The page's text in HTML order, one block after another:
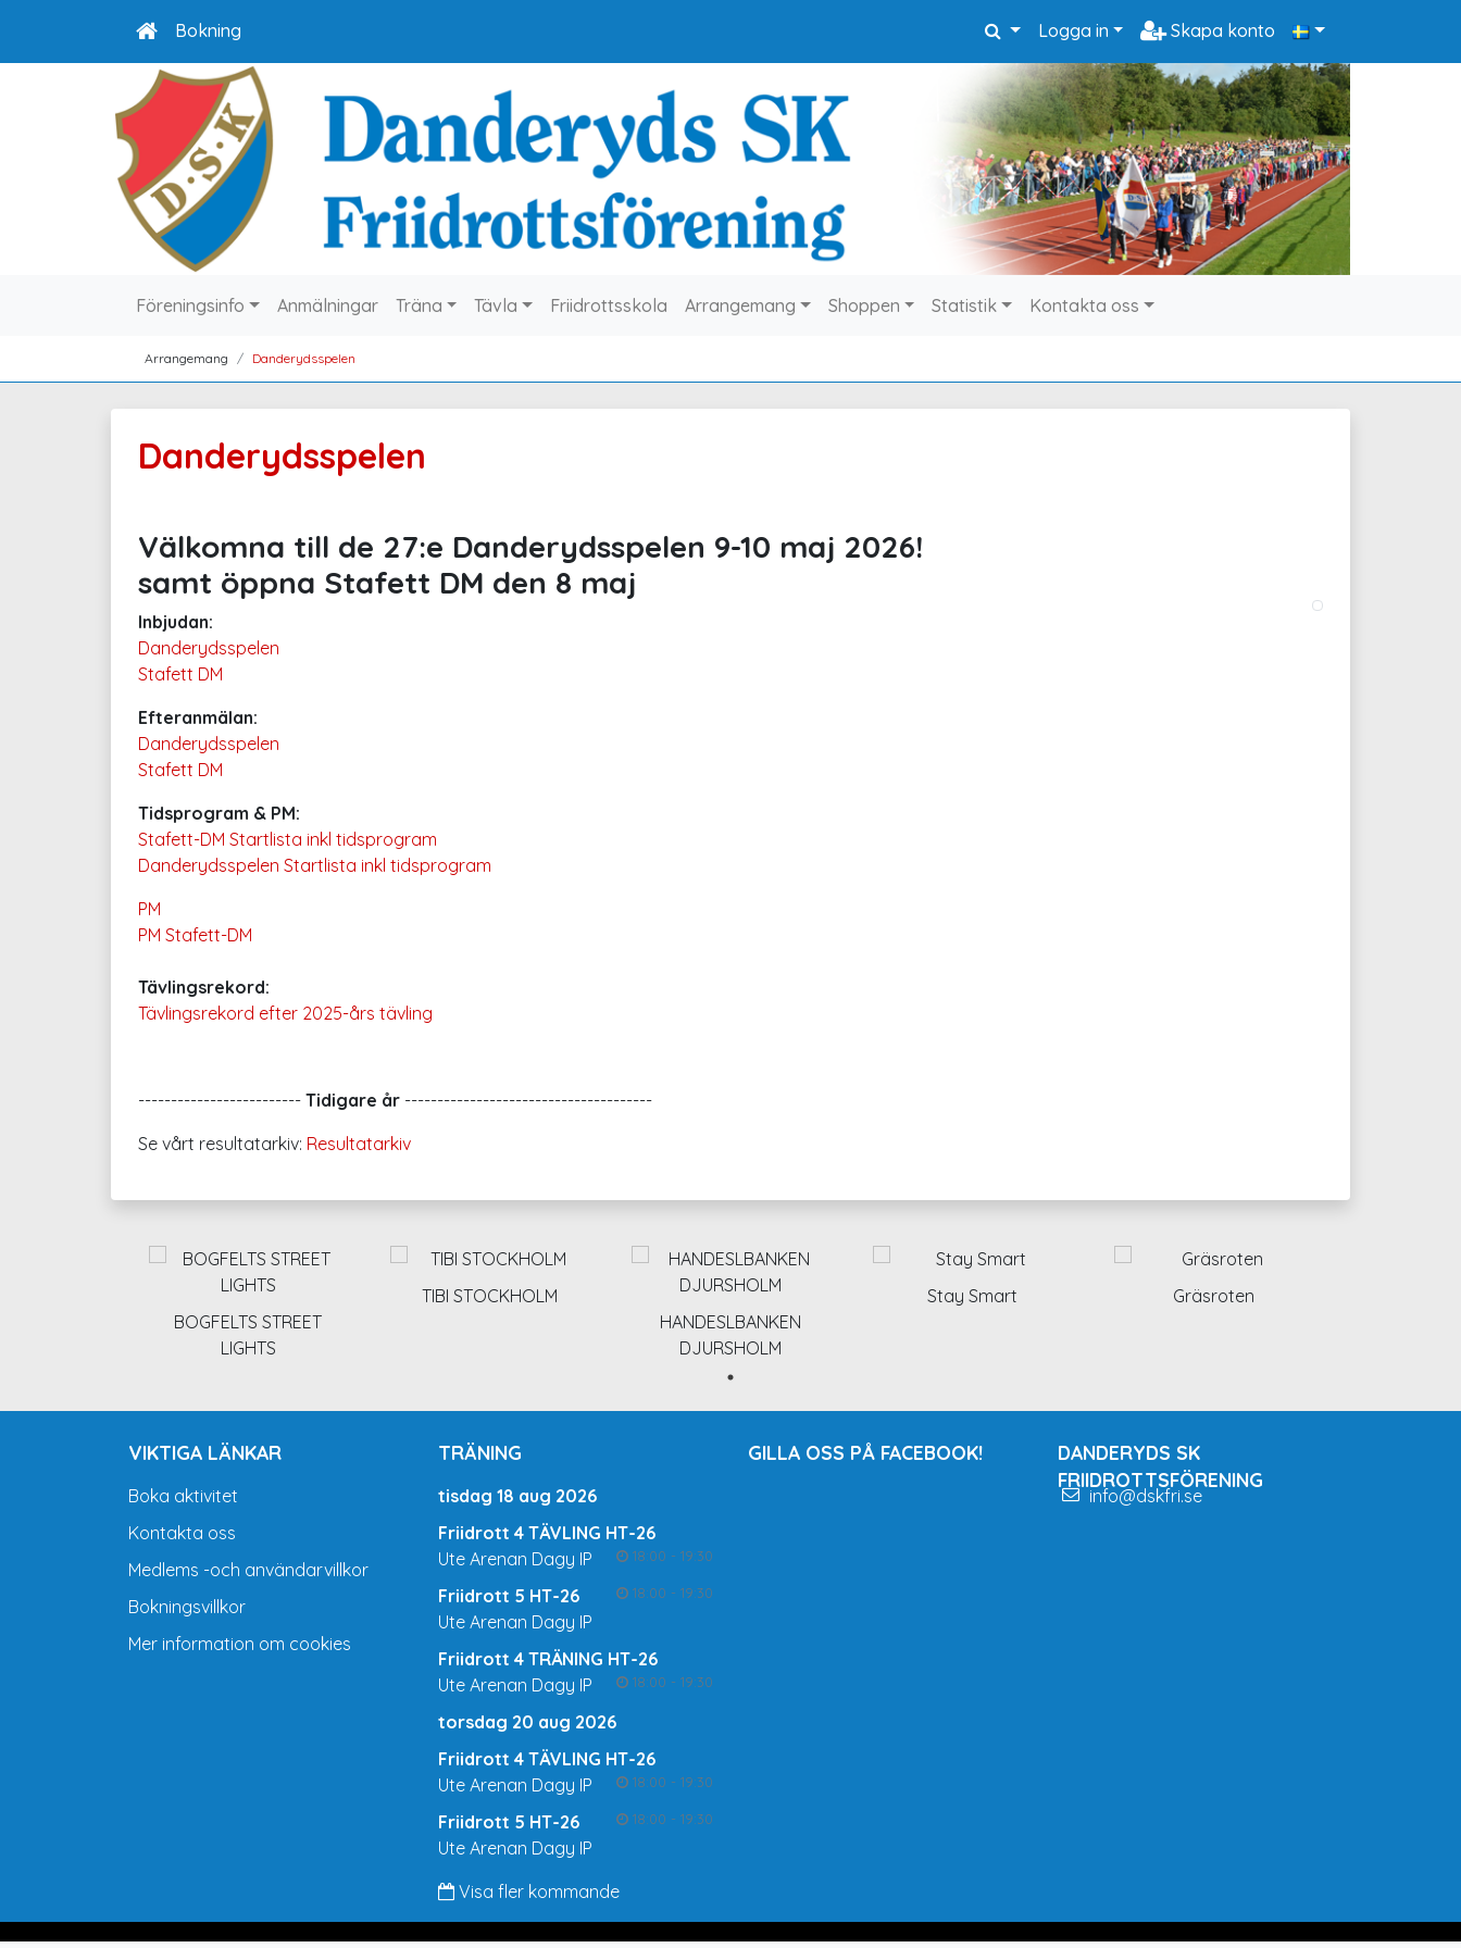
Bokning Logga in Skapa konto
Föreningsinfo Anmälningar Träna Tävla Friidrottsskola Arrangemang Shoppen Statistik Kontakta oss
Arrangemang Danderydsspelen
Danderydsspelen
Välkomna till de 27:e Danderydsspelen 9-10 maj 2026!
samt öppna Stafett DM den 8 maj
Inbjudan:
Danderydsspelen
Stafett DM
Efteranmälan:
Danderydsspelen
Stafett DM
Tidsprogram & PM:
Stafett-DM Startlista inkl tidsprogram
Danderydsspelen Startlista inkl tidsprogram
PM
PM Stafett-DM
Tävlingsrekord:
Tävlingsrekord efter 2025-års tävling
------------------------- Tidigare år --------------------------------------
Se vårt resultatarkiv: Resultatarkiv
BOGFELTS STREET
LIGHTS
TIBI STOCKHOLM
HANDESLBANKEN
DJURSHOLM
Stay Smart Gräsroten
VIKTIGA LÄNKAR
Boka aktivitet
Kontakta oss
Medlems -och användarvillkor
Bokningsvillkor
Mer information om cookies
TRÄNING
tisdag 18 aug 2026
Friidrott 4 TÄVLING HT-26
18:00 - 19:30
Ute Arenan Dagy IP
Friidrott 5 HT-26
18:00 - 19:30
Ute Arenan Dagy IP
Friidrott 4 TRÄNING HT-26
18:00 - 19:30
Ute Arenan Dagy IP
torsdag 20 aug 2026
Friidrott 4 TÄVLING HT-26
18:00 - 19:30
Ute Arenan Dagy IP
Friidrott 5 HT-26
18:00 - 19:30
Ute Arenan Dagy IP
Visa fler kommande
GILLA OSS PÅ FACEBOOK!
DANDERYDS SK
FRIIDROTTSFÖRENING
info@dskfri.se